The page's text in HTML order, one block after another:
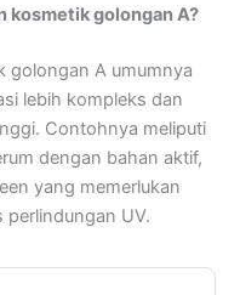
kosmetik golongan A?
golongan A umumnya
lebih kompleks dan
Contohnya meliputi
dengan bahan aktif,
yang memerlukan
perlindungan UV.